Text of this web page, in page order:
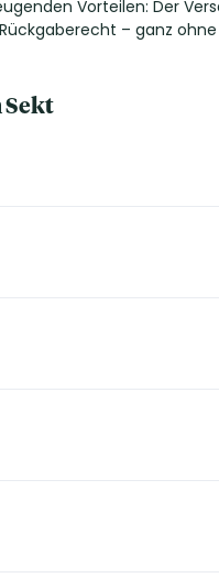
Vorteilen: Der
– ganz ohne
Sekt